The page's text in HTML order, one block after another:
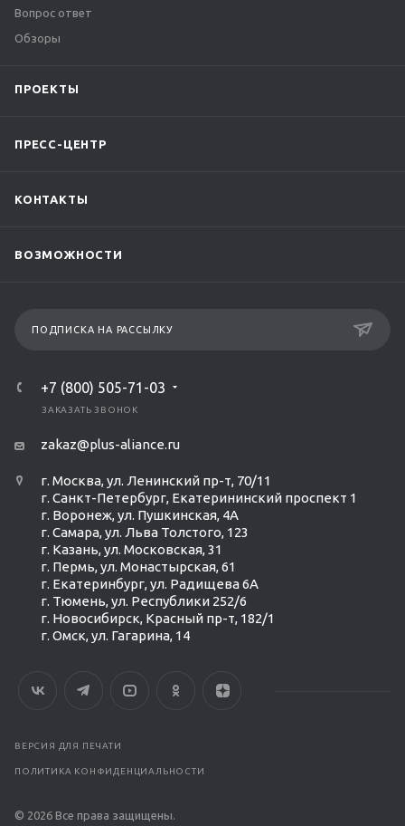
Вопрос ответ
Обзоры
ПРОЕКТЫ
ПРЕСС-ЦЕНТР
КОНТАКТЫ
ВОЗМОЖНОСТИ
ПОДПИСКА НА РАССЫЛКУ
+7 (800) 505-71-03
ЗАКАЗАТЬ ЗВОНОК
zakaz@plus-aliance.ru
г. Москва, ул. Ленинский пр-т, 70/11
г. Санкт-Петербург, Екатерининский проспект 1
г. Воронеж, ул. Пушкинская, 4А
г. Самара, ул. Льва Толстого, 123
г. Казань, ул. Московская, 31
г. Пермь, ул. Монастырская, 61
г. Екатеринбург, ул. Радищева 6А
г. Тюмень, ул. Республики 252/6
г. Новосибирск, Красный пр-т, 182/1
г. Омск, ул. ​Гагарина, 14
ВЕРСИЯ ДЛЯ ПЕЧАТИ
ПОЛИТИКА КОНФИДЕНЦИАЛЬНОСТИ
© 2026 Все права защищены.